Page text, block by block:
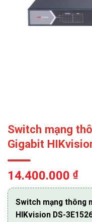
Switch mạng
Gigabit
14.400.000 ₫
Switch mạng thông
HIKvision DS-